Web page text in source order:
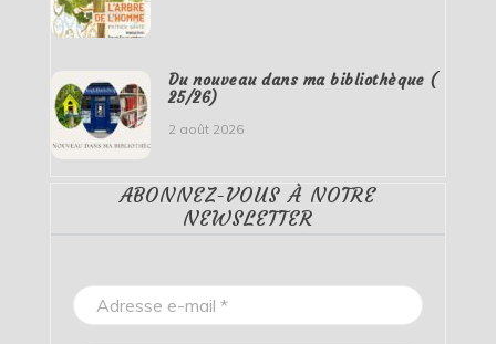
Du nouveau dans ma bibliothèque (
25/26)
2 août 2026
ABONNEZ-VOUS À NOTRE
NEWSLETTER